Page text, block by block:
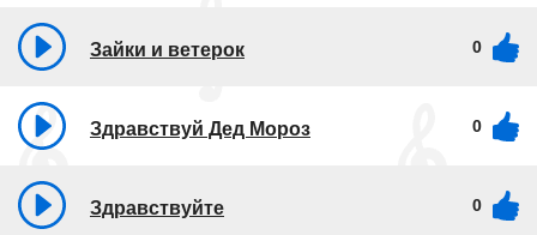
Зайки и ветерок 0
Здравствуй Дед Мороз 0
Здравствуйте 0